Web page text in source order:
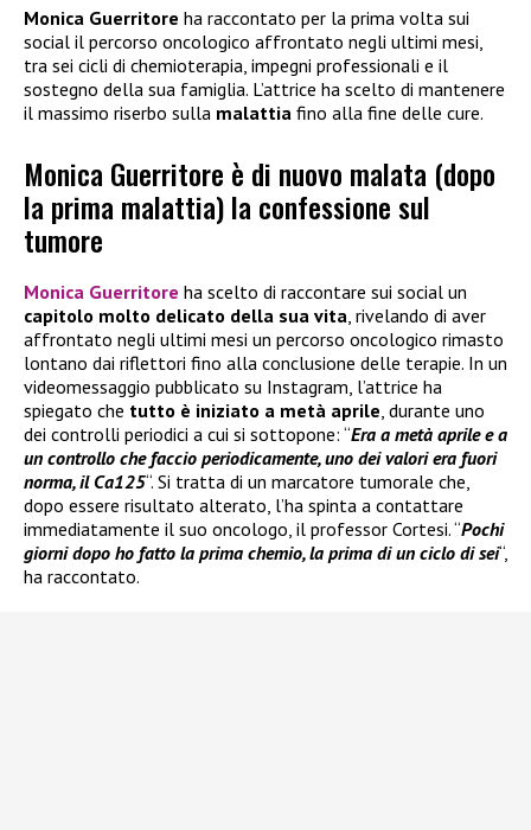
Monica Guerritore ha raccontato per la prima volta sui
social il percorso oncologico affrontato negli ultimi mesi,
tra sei cicli di chemioterapia, impegni professionali e il
sostegno della sua famiglia. L’attrice ha scelto di mantenere
il massimo riserbo sulla malattia fino alla fine delle cure.
Monica Guerritore è di nuovo malata (dopo
la prima malattia) la confessione sul
tumore
Monica Guerritore ha scelto di raccontare sui social un
capitolo molto delicato della sua vita , rivelando di aver
affrontato negli ultimi mesi un percorso oncologico rimasto
lontano dai riflettori fino alla conclusione delle terapie. In un
videomessaggio pubblicato su Instagram, l’attrice ha
spiegato che tutto è iniziato a metà aprile , durante uno
dei controlli periodici a cui si sottopone: “Era a metà aprile e a
un controllo che faccio periodicamente, uno dei valori era fuori
norma, il Ca125“. Si tratta di un marcatore tumorale che,
dopo essere risultato alterato, l’ha spinta a contattare
immediatamente il suo oncologo, il professor Cortesi. “Pochi
giorni dopo ho fatto la prima chemio, la prima di un ciclo di sei“,
ha raccontato.